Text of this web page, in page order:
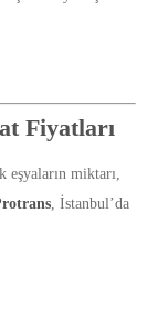
Fiyatları
eşyaların miktarı,
, İstanbul’da